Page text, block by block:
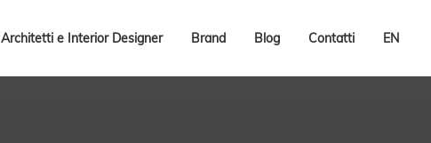
Architetti e Interior Designer Brand Blog Contatti EN